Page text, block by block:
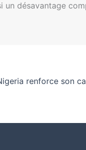
un désavantage